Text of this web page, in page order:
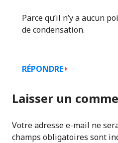
Parce qu’il n’y a aucun
de condensation.
RÉPONDRE
Laisser un
Votre adresse e-mail ne
champs obligatoires sont